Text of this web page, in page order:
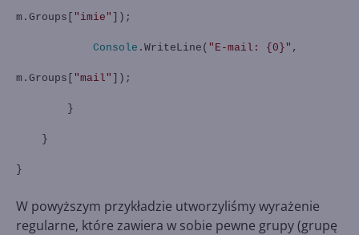
m.Groups[ "imie" ]);
Console .WriteLine( "E-mail: {0}" ,
m.Groups[ "mail" ]);
}
}
}
W powyższym przykładzie utworzyliśmy wyrażenie
regularne, które zawiera w sobie pewne grupy (grupę